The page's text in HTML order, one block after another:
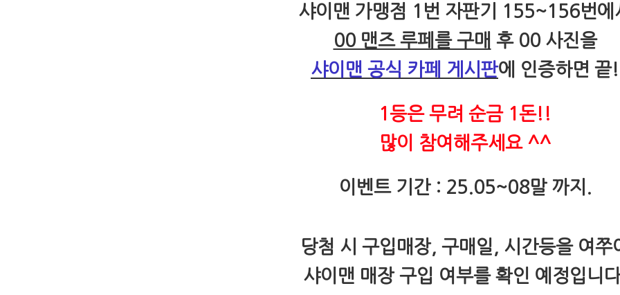
샤이맨 가맹점 1번 자판기 155~156번에
00 맨즈 루페를 구매 후 00 사진을
샤이맨 공식 카페 게시판에 인증하면 끝!
1등은 무려 순금 1돈!!
많이 참여해주세요 ^^
이벤트 기간 : 25.05~08말 까지.
당첨 시 구입매장, 구매일, 시간등을 여쭈
샤이맨 매장 구입 여부를 확인 예정입니